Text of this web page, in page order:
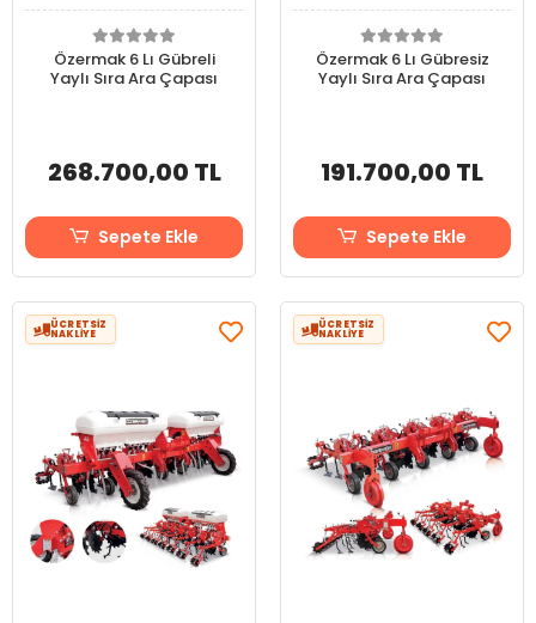
Özermak 6 Lı Gübreli
Yaylı Sıra Ara Çapası
268.700,00 TL
Sepete Ekle
Özermak 6 Lı Gübresiz
Yaylı Sıra Ara Çapası
191.700,00 TL
Sepete Ekle
ÜCRETSİZ
NAKLİYE
ÜCRETSİZ
NAKLİYE